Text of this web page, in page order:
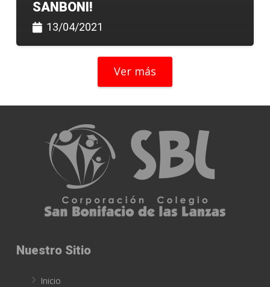
SANBONI!
13/04/2021
Ver más
Nuestro Sitio
Inicio